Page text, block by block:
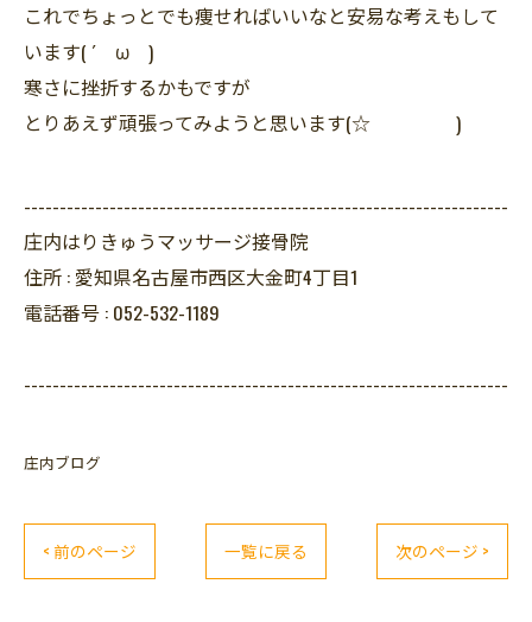
これでちょっとでも痩せればいいなと安易な考えもして
います( ´ ω )
寒さに挫折するかもですが
とりあえず頑張ってみようと思います(☆ )
--------------------------------------------------------------------
庄内はりきゅうマッサージ接骨院
住所 : 愛知県名古屋市西区大金町4丁目1
電話番号 : 052-532-1189
--------------------------------------------------------------------
庄内ブログ
< 前のページ 一覧に戻る 次のページ >